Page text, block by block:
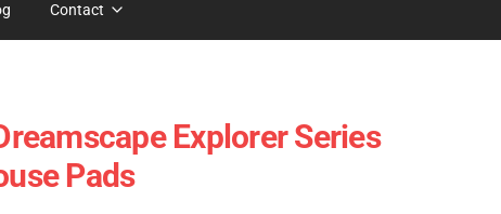
Contact
Explorer Series
Pads